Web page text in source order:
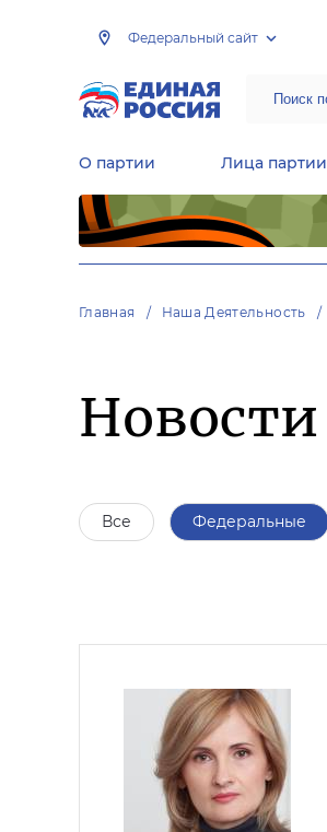
Федеральный сайт
О партии Лица партии
Главная Наша Деятельность
Новости
Все Федеральные